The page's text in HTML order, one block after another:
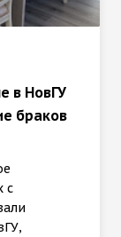
в НовГУ
браков
с